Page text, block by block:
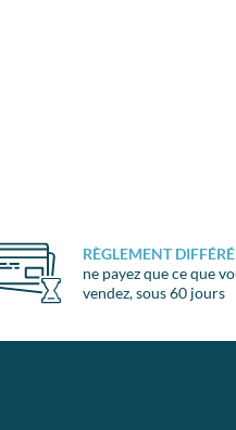
RÈGLEMENT DIFFÉRÉ
ne payez que ce que
vendez, sous 60 jours